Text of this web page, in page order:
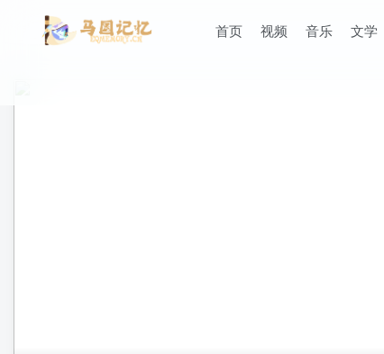
首页 视频 音乐 文学